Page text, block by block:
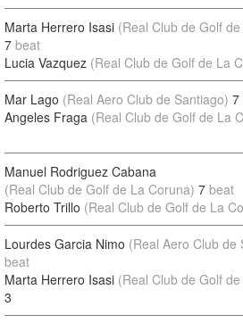
Marta Herrero Isasi (Real Club de Golf
7 beat
Lucia Vazquez (Real Club de Golf de La
Mar Lago (Real Aero Club de Santiago) 7
Angeles Fraga (Real Club de Golf de La
Manuel Rodriguez Cabana
(Real Club de Golf de La Coruna) 7 beat
Roberto Trillo (Real Club de Golf de La
Lourdes Garcia Nimo (Real Aero Club de
beat
Marta Herrero Isasi (Real Club de Golf
3